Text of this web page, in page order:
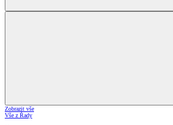
Zobrazit vše
Vše z Řady